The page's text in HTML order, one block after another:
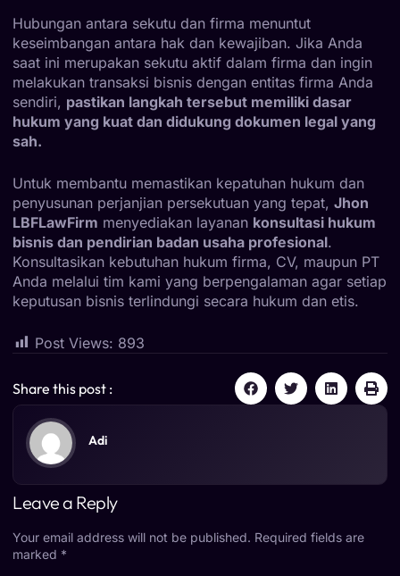
Hubungan antara sekutu dan firma menuntut
keseimbangan antara hak dan kewajiban. Jika Anda
saat ini merupakan sekutu aktif dalam firma dan ingin
melakukan transaksi bisnis dengan entitas firma Anda
sendiri, pastikan langkah tersebut memiliki dasar
hukum yang kuat dan didukung dokumen legal yang
sah.
Untuk membantu memastikan kepatuhan hukum dan
penyusunan perjanjian persekutuan yang tepat, Jhon
LBFLawFirm menyediakan layanan konsultasi hukum
bisnis dan pendirian badan usaha profesional.
Konsultasikan kebutuhan hukum firma, CV, maupun PT
Anda melalui tim kami yang berpengalaman agar setiap
keputusan bisnis terlindungi secara hukum dan etis.
Post Views: 893
Share this post :
Adi
Leave a Reply
Your email address will not be published. Required fields are
marked *